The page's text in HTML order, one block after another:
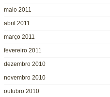
maio 2011
abril 2011
março 2011
fevereiro 2011
dezembro 2010
novembro 2010
outubro 2010